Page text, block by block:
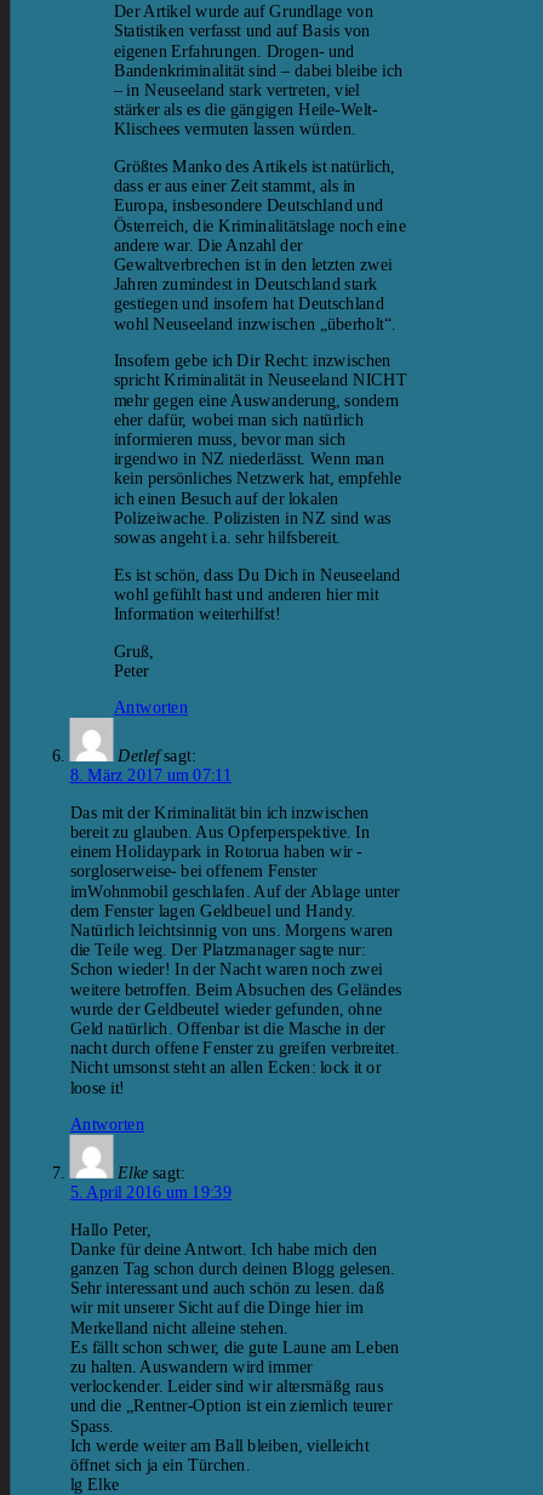
Der Artikel wurde auf Grundlage von
Statistiken verfasst und auf Basis von
eigenen Erfahrungen. Drogen- und
Bandenkriminalität sind – dabei bleibe ich
– in Neuseeland stark vertreten, viel
stärker als es die gängigen Heile-Welt-
Klischees vermuten lassen würden.
Größtes Manko des Artikels ist natürlich,
dass er aus einer Zeit stammt, als in
Europa, insbesondere Deutschland und
Österreich, die Kriminalitätslage noch eine
andere war. Die Anzahl der
Gewaltverbrechen ist in den letzten zwei
Jahren zumindest in Deutschland stark
gestiegen und insofern hat Deutschland
wohl Neuseeland inzwischen „überholt“.
Insofern gebe ich Dir Recht: inzwischen
spricht Kriminalität in Neuseeland NICHT
mehr gegen eine Auswanderung, sondern
eher dafür, wobei man sich natürlich
informieren muss, bevor man sich
irgendwo in NZ niederlässt. Wenn man
kein persönliches Netzwerk hat, empfehle
ich einen Besuch auf der lokalen
Polizeiwache. Polizisten in NZ sind was
sowas angeht i.a. sehr hilfsbereit.
Es ist schön, dass Du Dich in Neuseeland
wohl gefühlt hast und anderen hier mit
Information weiterhilfst!
Gruß,
Peter
Antworten
Detlef sagt:
8. März 2017 um 07:11
Das mit der Kriminalität bin ich inzwischen
bereit zu glauben. Aus Opferperspektive. In
einem Holidaypark in Rotorua haben wir -
sorgloserweise- bei offenem Fenster
imWohnmobil geschlafen. Auf der Ablage unter
dem Fenster lagen Geldbeuel und Handy.
Natürlich leichtsinnig von uns. Morgens waren
die Teile weg. Der Platzmanager sagte nur:
Schon wieder! In der Nacht waren noch zwei
weitere betroffen. Beim Absuchen des Geländes
wurde der Geldbeutel wieder gefunden, ohne
Geld natürlich. Offenbar ist die Masche in der
nacht durch offene Fenster zu greifen verbreitet.
Nicht umsonst steht an allen Ecken: lock it or
loose it!
Antworten
Elke sagt:
5. April 2016 um 19:39
Hallo Peter,
Danke für deine Antwort. Ich habe mich den
ganzen Tag schon durch deinen Blogg gelesen.
Sehr interessant und auch schön zu lesen. daß
wir mit unserer Sicht auf die Dinge hier im
Merkelland nicht alleine stehen.
Es fällt schon schwer, die gute Laune am Leben
zu halten. Auswandern wird immer
verlockender. Leider sind wir altersmäßg raus
und die „Rentner-Option ist ein ziemlich teurer
Spass.
Ich werde weiter am Ball bleiben, vielleicht
öffnet sich ja ein Türchen.
lg Elke